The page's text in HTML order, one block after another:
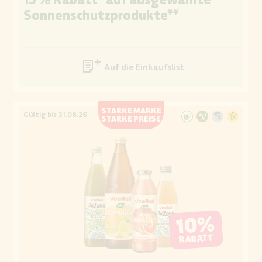
Sonnenschutzprodukte**
Auf die Einkaufsliste
STARKE MARKE
STARKE PREISE
Gültig bis 31.08.26
10%
RABATT